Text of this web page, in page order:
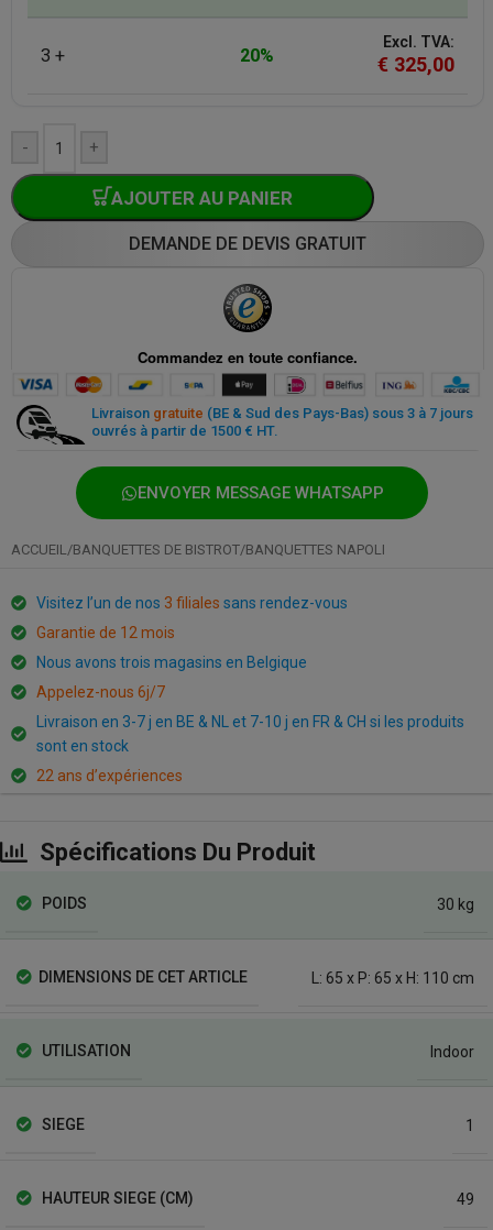
3 + 20%
Excl. TVA:
€ 325,00
- +
AJOUTER AU PANIER
DEMANDE DE DEVIS GRATUIT
Paiement sécurisé partout et à tout moment
Livraison gratuite (BE & Sud des Pays-Bas) sous 3 à 7 jours
ouvrés à partir de 1500 € HT.
ENVOYER MESSAGE WHATSAPP
ACCUEIL/BANQUETTES DE BISTROT/BANQUETTES NAPOLI
Visitez l’un de nos 3 filiales sans rendez-vous
Garantie de 12 mois
Nous avons trois magasins en Belgique
Appelez-nous 6j/7
Livraison en 3-7 j en BE & NL et 7-10 j en FR & CH si les produits
sont en stock
22 ans d’expériences
Spécifications Du Produit
POIDS 30 kg
DIMENSIONS DE CET ARTICLE L: 65 x P: 65 x H: 110 cm
UTILISATION Indoor
SIEGE 1
HAUTEUR SIEGE (CM) 49